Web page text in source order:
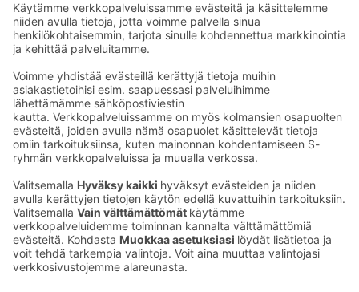
Kaup­pa­kes­kus
Ma-pe
9–20
La
9–19
Su
11–18
Katso poik­keus­au­kio­lottäältä
Iso­katu 22–25,
90100 Oulu